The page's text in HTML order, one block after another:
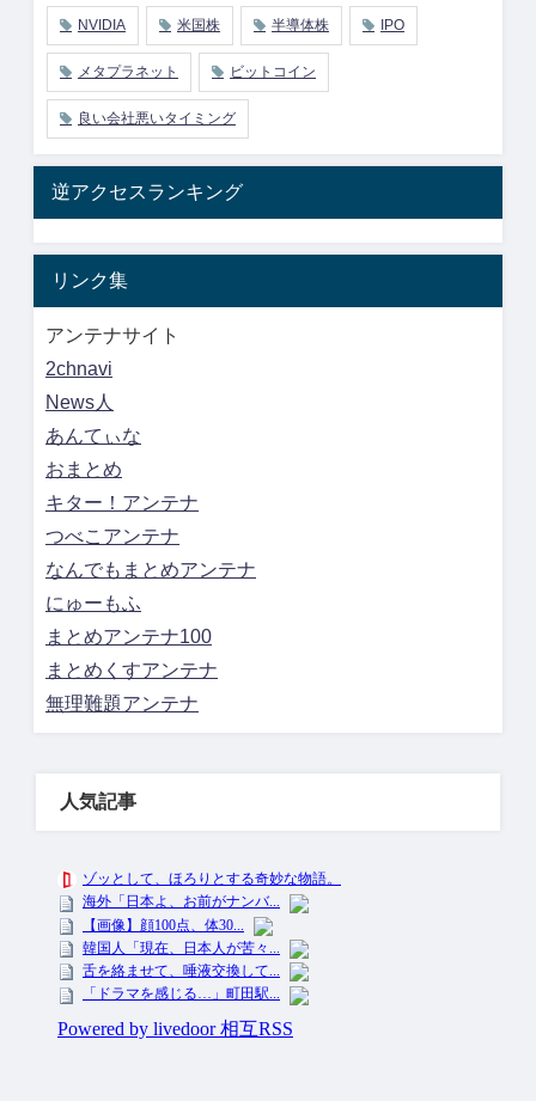
NVIDIA 米国株 半導体株 IPO
メタプラネット ビットコイン
良い会社悪いタイミング
逆アクセスランキング
リンク集
アンテナサイト
2chnavi
News人
あんてぃな
おまとめ
キター！アンテナ
つべこアンテナ
なんでもまとめアンテナ
にゅーもふ
まとめアンテナ100
まとめくすアンテナ
無理難題アンテナ
人気記事